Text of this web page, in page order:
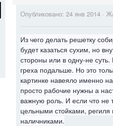
Опубликовано: 24 янв 2014 ·
Из чего делать решетку
будет казаться сухим, но
стороны или в одну-не
греха подальше. Но это
картинке навеяло именно
просто рабочие нужны а
важную роль. И если что не
цельными стойками,
наличниками.